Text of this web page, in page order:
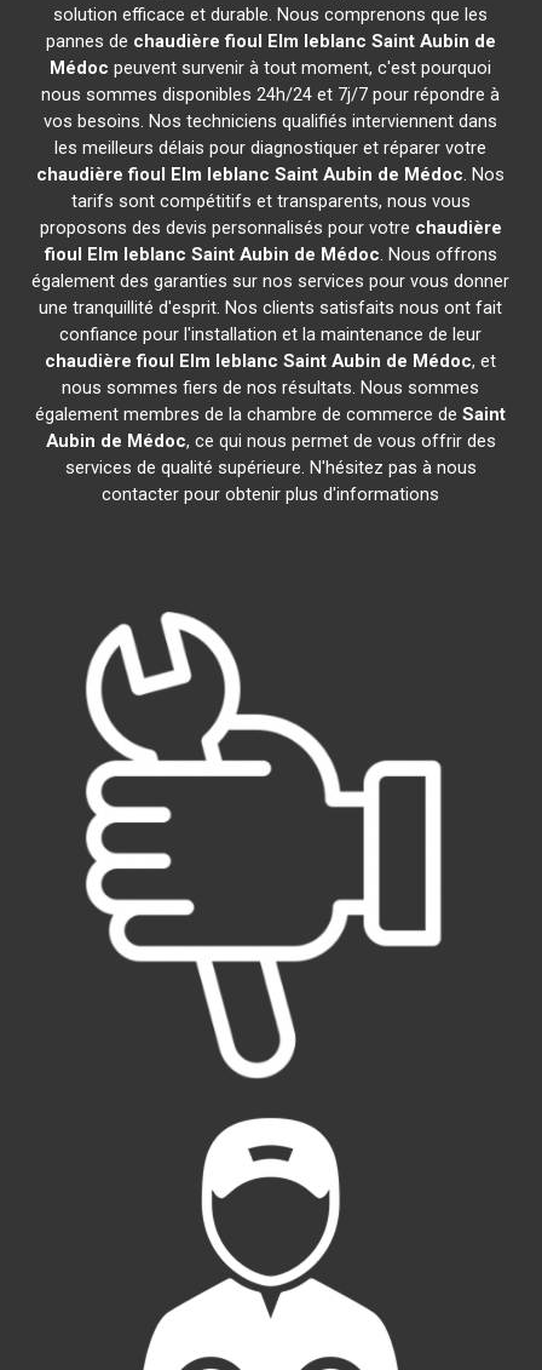
solution efficace et durable. Nous comprenons que les
pannes de chaudière fioul Elm leblanc Saint Aubin de
Médoc peuvent survenir à tout moment, c'est pourquoi
nous sommes disponibles 24h/24 et 7j/7 pour répondre à
vos besoins. Nos techniciens qualifiés interviennent dans
les meilleurs délais pour diagnostiquer et réparer votre
chaudière fioul Elm leblanc Saint Aubin de Médoc. Nos
tarifs sont compétitifs et transparents, nous vous
proposons des devis personnalisés pour votre chaudière
fioul Elm leblanc Saint Aubin de Médoc. Nous offrons
également des garanties sur nos services pour vous donner
une tranquillité d'esprit. Nos clients satisfaits nous ont fait
confiance pour l'installation et la maintenance de leur
chaudière fioul Elm leblanc Saint Aubin de Médoc, et
nous sommes fiers de nos résultats. Nous sommes
également membres de la chambre de commerce deSaint
Aubin de Médoc, ce qui nous permet de vous offrir des
services de qualité supérieure. N'hésitez pas à nous
contacter pour obtenir plus d'informations